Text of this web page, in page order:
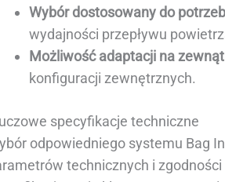
Wybór dostosowany do
wydajności przepływu
Możliwość adaptacji na
konfiguracji zewnętrznych.
specyfikacje techniczne
odpowiedniego systemu Bag
technicznych i